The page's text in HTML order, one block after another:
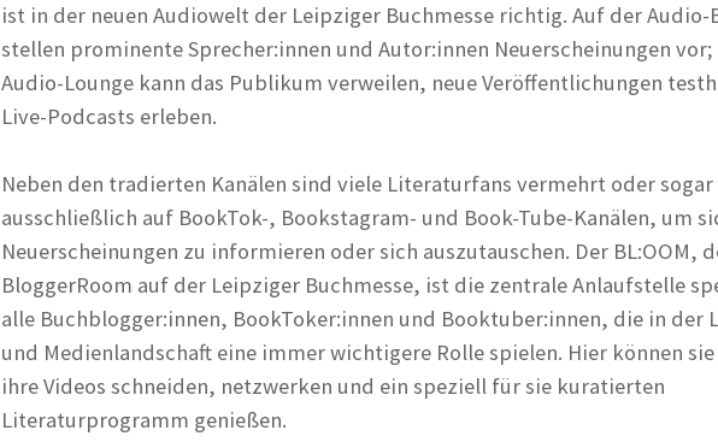
ist in der neuen Audiowelt der Leipziger Buchmesse richtig. Auf der Audio-
stellen prominente Sprecher:innen und Autor:innen Neuerscheinungen
Audio-Lounge kann das Publikum verweilen, neue Veröffentlichungen
Live-Podcasts erleben.
Neben den tradierten Kanälen sind viele Literaturfans vermehrt oder sogar
ausschließlich auf BookTok-, Bookstagram- und Book-Tube-Kanälen, um
Neuerscheinungen zu informieren oder sich auszutauschen. Der BL:OOM,
BloggerRoom auf der Leipziger Buchmesse, ist die zentrale Anlaufstelle
alle Buchblogger:innen, BookToker:innen und Booktuber:innen, die in der
und Medienlandschaft eine immer wichtigere Rolle spielen. Hier können sie
ihre Videos schneiden, netzwerken und ein speziell für sie kuratierten
Literaturprogramm genießen.